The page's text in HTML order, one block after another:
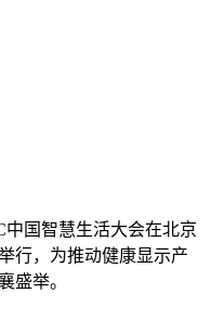
国智慧生活大会在北京
行，为推动健康显示产
盛举。